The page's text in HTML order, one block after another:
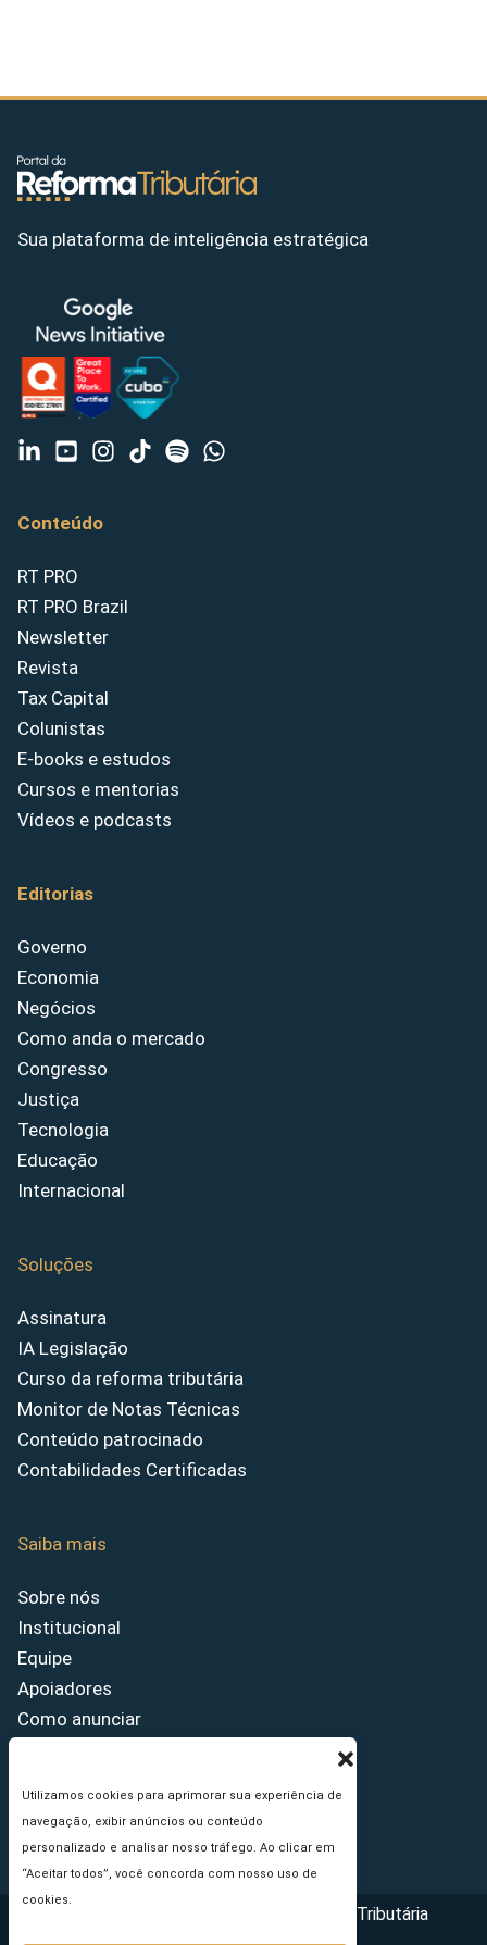
Utilizamos cookies para aprimorar sua experiência de
navegação, exibir anúncios ou conteúdo
personalizado e analisar nosso tráfego. Ao clicar em
“Aceitar todos”, você concorda com nosso uso de
cookies.
Sua plataforma de inteligência estratégica
Conteúdo
RT PRO
RT PRO Brazil
Newsletter
Revista
Tax Capital
Colunistas
E-books e estudos
Cursos e mentorias
Vídeos e podcasts
Editorias
Governo
Economia
Negócios
Como anda o mercado
Congresso
Justiça
Tecnologia
Educação
Internacional
Soluções
Assinatura
IA Legislação
Curso da reforma tributária
Monitor de Notas Técnicas
Conteúdo patrocinado
Contabilidades Certificadas
Saiba mais
Sobre nós
Institucional
Equipe
Apoiadores
Como anunciar
Princípios Editoriais
Copyright © 2026 - Portal da Reforma Tributária